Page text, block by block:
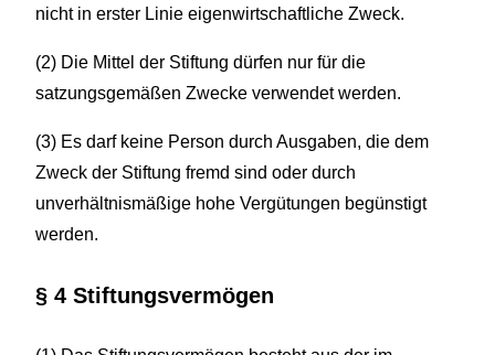
nicht in erster Linie eigenwirtschaftliche Zweck.
(2) Die Mittel der Stiftung dürfen nur für die
satzungsgemäßen Zwecke verwendet werden.
(3) Es darf keine Person durch Ausgaben, die dem
Zweck der Stiftung fremd sind oder durch
unverhältnismäßige hohe Vergütungen begünstigt
werden.
§ 4 Stiftungsvermögen